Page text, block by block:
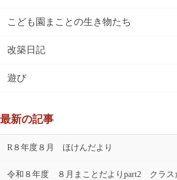
こども園まことの生き物たち
改築日記
遊び
最新の記事
R８年度８月 ほけんだより
令和８年度 ８月まことだよりpart2 クラス